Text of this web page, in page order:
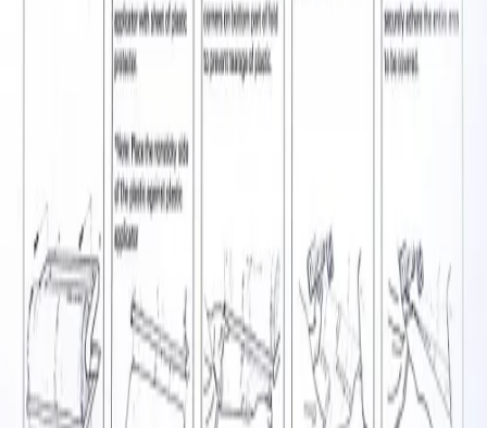
Автохимия
Оборудование
Расходные материалы
Аксессуары
Доставка и оплата
Обучение
Распродажа
Бренды
О компании
Контакты
+7 (495) 135-35-99